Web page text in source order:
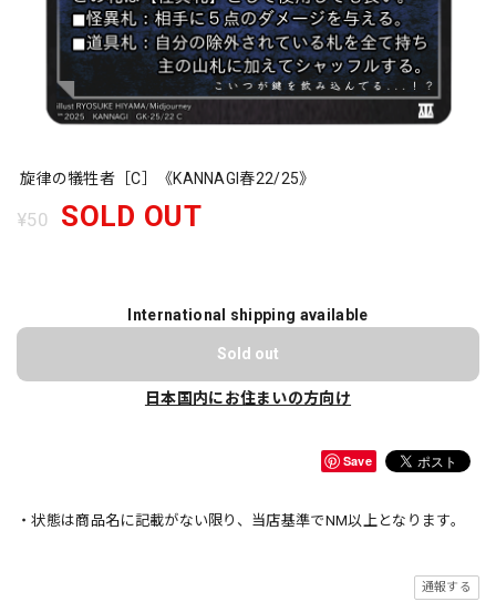
旋律の犠牲者［C］《KANNAGI春22/25》
¥50 SOLD OUT
International shipping available
Sold out
日本国内にお住まいの方向け
Save
・状態は商品名に記載がない限り、当店基準でNM以上となります。
通報する